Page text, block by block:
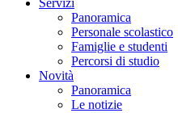
Servizi
Panoramica
Personale scolastico
Famiglie e studenti
Percorsi di studio
Novità
Panoramica
Le notizie